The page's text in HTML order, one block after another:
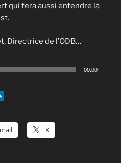
qui fera aussi entendre la
Directrice de l’ODB…
00:00
X